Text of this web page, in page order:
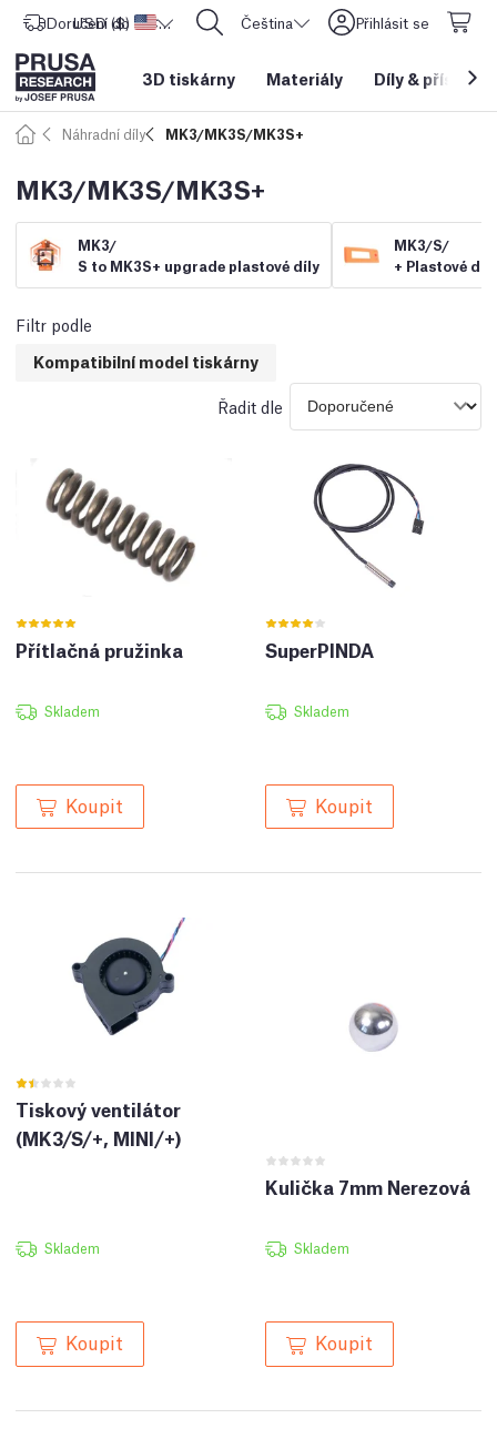
Doručení do Spojené státy americké
USD ($) CORE One L: Nyní skladem! Čeština Přihlásit se
3D tiskárny Materiály Díly &
Náhradní díly MK3/MK3S/MK3S+
MK3/MK3S/MK3S+
MK3/
S to MK3S+ upgrade plastové díly
MK3/S/
+ Plastové díly
Filtr podle
Kompatibilní model tiskárny
Řadit dle
Přítlačná pružinka
Skladem
Koupit
SuperPINDA
Skladem
Koupit
Tiskový ventilátor
(MK3/S/+, MINI/+)
Skladem
Koupit
Kulička 7mm Nerezová
Skladem
Koupit